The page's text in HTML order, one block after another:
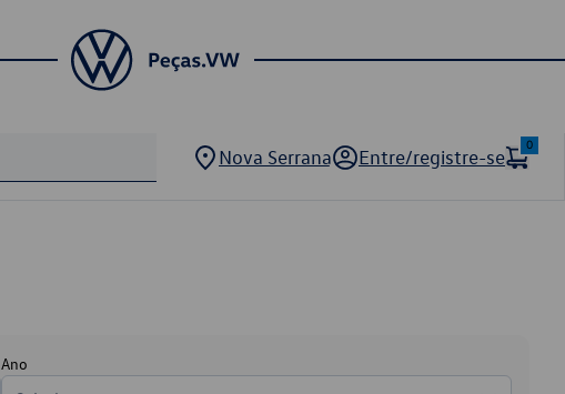
Nova Serrana Entre/registre-se
0
Ano